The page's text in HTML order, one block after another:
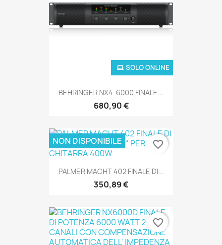
BEHRINGER NX4-6000 FINALE...
680,90 €
SOLO ONLINE
PALMER MACHT 402 FINALE DI...
350,89 €
SOLO ONLINE
NON DISPONIBILE favorite_border
favorite_border